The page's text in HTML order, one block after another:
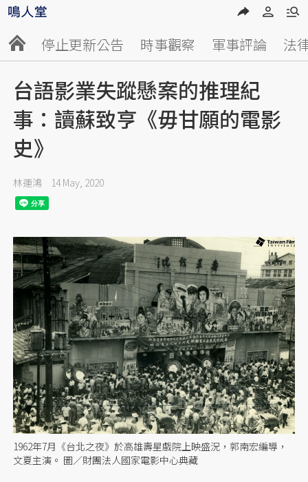
停止更新公告 時事觀察 軍事評論 法
台語影業失蹤懸案的推理紀
事：讀蘇致亨《毋甘願的電影
史》
林運鴻 14 May, 2020
1962年7月《台北之夜》於高雄壽星戲院上映盛況，郭南宏編導，
文夏主演。 圖／財團法人國家電影中心典藏